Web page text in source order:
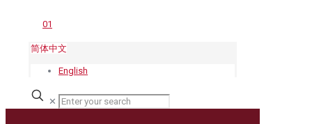
简体中文
English
✕